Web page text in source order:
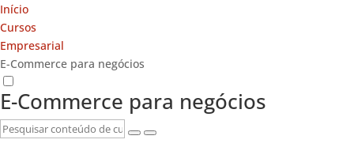
Início
Cursos
Empresarial
E-Commerce para negócios
E-Commerce para negócios